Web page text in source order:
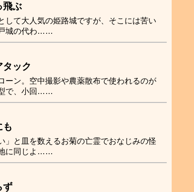
飛ぶ
して大人気の姫路城ですが、そこには苦い
城の代わ……
タック
ーン。空中撮影や農薬散布で使われるのが
で、小回……
も
」と皿を数えるお菊の亡霊でおなじみの怪
に同じよ……
ず